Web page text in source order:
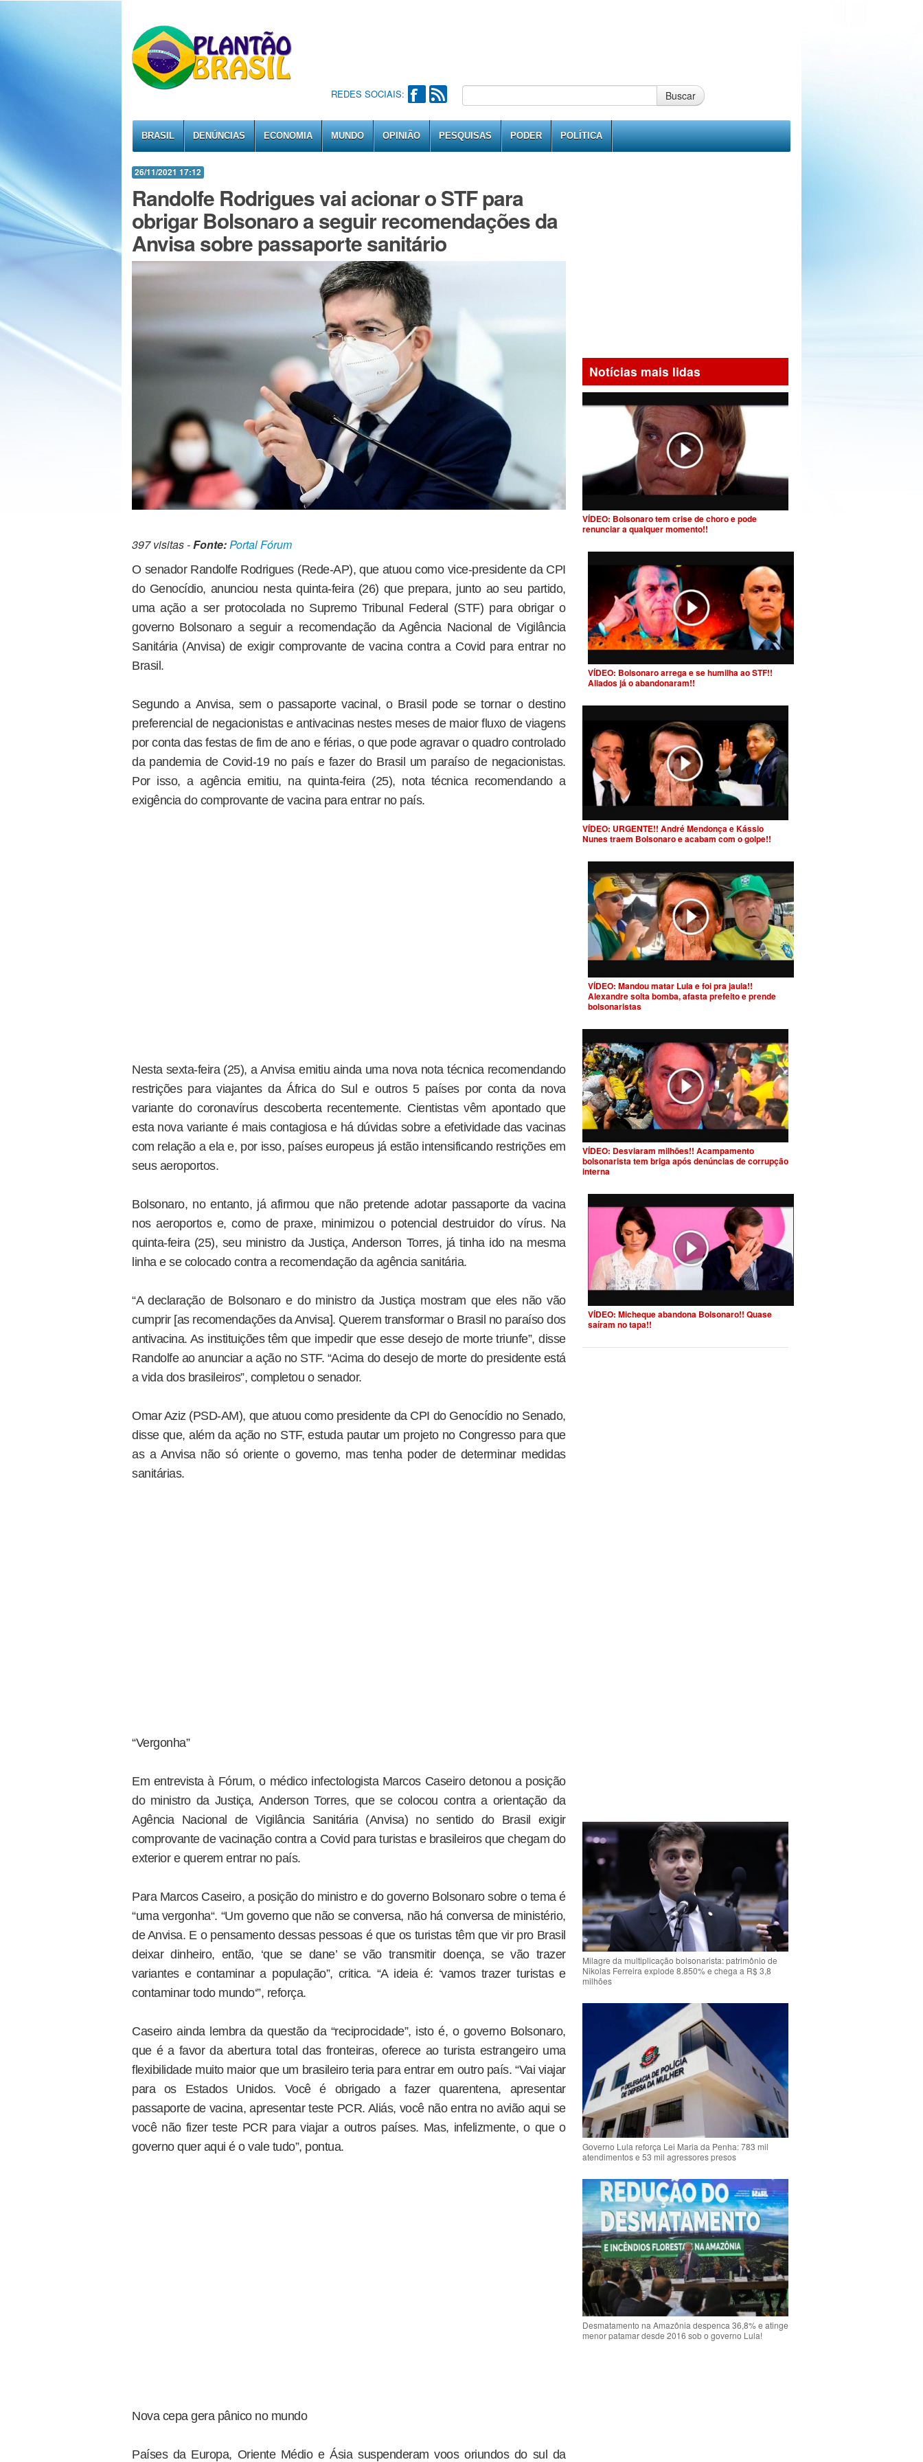
REDES SOCIAIS: Buscar
BRASIL DENÚNCIAS ECONOMIA MUNDO OPINIÃO PESQUISAS PODER POLÍTICA
26/11/2021 17:12
Randolfe Rodrigues vai acionar o STF para
obrigar Bolsonaro a seguir recomendações da
Anvisa sobre passaporte sanitário
397 visitas -Fonte:Portal Fórum
O senador Randolfe Rodrigues (Rede-AP), que atuou como vice-presidente da CPI
do Genocídio, anunciou nesta quinta-feira (26) que prepara, junto ao seu partido,
uma ação a ser protocolada no Supremo Tribunal Federal (STF) para obrigar o
governo Bolsonaro a seguir a recomendação da Agência Nacional de Vigilância
Sanitária (Anvisa) de exigir comprovante de vacina contra a Covid para entrar no
Brasil.
Segundo a Anvisa, sem o passaporte vacinal, o Brasil pode se tornar o destino
preferencial de negacionistas e antivacinas nestes meses de maior fluxo de viagens
por conta das festas de fim de ano e férias, o que pode agravar o quadro controlado
da pandemia de Covid-19 no país e fazer do Brasil um paraíso de negacionistas.
Por isso, a agência emitiu, na quinta-feira (25), nota técnica recomendando a
exigência do comprovante de vacina para entrar no país.
Nesta sexta-feira (25), a Anvisa emitiu ainda uma nova nota técnica recomendando
restrições para viajantes da África do Sul e outros 5 países por conta da nova
variante do coronavírus descoberta recentemente. Cientistas vêm apontado que
esta nova variante é mais contagiosa e há dúvidas sobre a efetividade das vacinas
com relação a ela e, por isso, países europeus já estão intensificando restrições em
seus aeroportos.
Bolsonaro, no entanto, já afirmou que não pretende adotar passaporte da vacina
nos aeroportos e, como de praxe, minimizou o potencial destruidor do vírus. Na
quinta-feira (25), seu ministro da Justiça, Anderson Torres, já tinha ido na mesma
linha e se colocado contra a recomendação da agência sanitária.
“A declaração de Bolsonaro e do ministro da Justiça mostram que eles não vão
cumprir [as recomendações da Anvisa]. Querem transformar o Brasil no paraíso dos
antivacina. As instituições têm que impedir que esse desejo de morte triunfe”, disse
Randolfe ao anunciar a ação no STF. “Acima do desejo de morte do presidente está
a vida dos brasileiros”, completou o senador.
Omar Aziz (PSD-AM), que atuou como presidente da CPI do Genocídio no Senado,
disse que, além da ação no STF, estuda pautar um projeto no Congresso para que
as a Anvisa não só oriente o governo, mas tenha poder de determinar medidas
sanitárias.
“Vergonha”
Em entrevista à Fórum, o médico infectologista Marcos Caseiro detonou a posição
do ministro da Justiça, Anderson Torres, que se colocou contra a orientação da
Agência Nacional de Vigilância Sanitária (Anvisa) no sentido do Brasil exigir
comprovante de vacinação contra a Covid para turistas e brasileiros que chegam do
exterior e querem entrar no país.
Para Marcos Caseiro, a posição do ministro e do governo Bolsonaro sobre o tema é
“uma vergonha“. “Um governo que não se conversa, não há conversa de ministério,
de Anvisa. E o pensamento dessas pessoas é que os turistas têm que vir pro Brasil
deixar dinheiro, então, ‘que se dane’ se vão transmitir doença, se vão trazer
variantes e contaminar a população”, critica. “A ideia é: ‘vamos trazer turistas e
contaminar todo mundo‘”, reforça.
Caseiro ainda lembra da questão da “reciprocidade”, isto é, o governo Bolsonaro,
que é a favor da abertura total das fronteiras, oferece ao turista estrangeiro uma
flexibilidade muito maior que um brasileiro teria para entrar em outro país. “Vai viajar
para os Estados Unidos. Você é obrigado a fazer quarentena, apresentar
passaporte de vacina, apresentar teste PCR. Aliás, você não entra no avião aqui se
você não fizer teste PCR para viajar a outros países. Mas, infelizmente, o que o
governo quer aqui é o vale tudo”, pontua.
Nova cepa gera pânico no mundo
Países da Europa, Oriente Médio e Ásia suspenderam voos oriundos do sul da
Notícias mais lidas
VÍDEO: Bolsonaro tem crise de choro e pode
renunciar a qualquer momento!!
VÍDEO: Bolsonaro arrega e se humilha ao STF!!
Aliados já o abandonaram!!
VÍDEO: URGENTE!! André Mendonça e Kássio
Nunes traem Bolsonaro e acabam com o golpe!!
VÍDEO: Mandou matar Lula e foi pra jaula!!
Alexandre solta bomba, afasta prefeito e prende
bolsonaristas
VÍDEO: Desviaram milhões!! Acampamento
bolsonarista tem briga após denúncias de corrupção
interna
VÍDEO: Micheque abandona Bolsonaro!! Quase
saíram no tapa!!
Milagre da multiplicação bolsonarista: patrimônio de
Nikolas Ferreira explode 8.850% e chega a R$ 3,8
milhões
Governo Lula reforça Lei Maria da Penha: 783 mil
atendimentos e 53 mil agressores presos
Desmatamento na Amazônia despenca 36,8% e atinge
menor patamar desde 2016 sob o governo Lula!